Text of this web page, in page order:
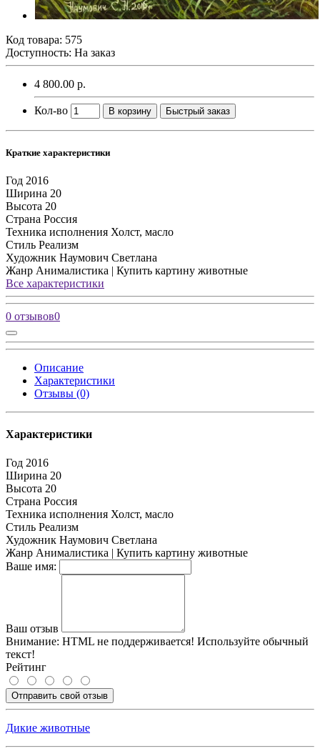
Код товара: 575
Доступность: На заказ
4 800.00 р.
Кол-во В корзину Быстрый заказ
Краткие характеристики
Год 2016
Ширина 20
Высота 20
Страна Россия
Техника исполнения Холст, масло
Стиль Реализм
Художник Наумович Светлана
Жанр Анималистика | Купить картину животные
Все характеристики
0 отзывов0
Описание
Характеристики
Отзывы (0)
Характеристики
Год 2016
Ширина 20
Высота 20
Страна Россия
Техника исполнения Холст, масло
Стиль Реализм
Художник Наумович Светлана
Жанр Анималистика | Купить картину животные
Ваше имя:
Ваш отзыв
Внимание: HTML не поддерживается! Используйте обычный
текст!
Рейтинг
Отправить свой отзыв
Дикие животные